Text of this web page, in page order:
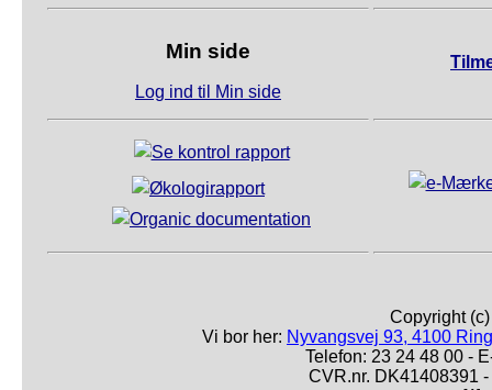
Min side
Log ind til Min side
Copyright
Vi bor her: Nyvangsvej 93, 4100
Telefon: 23 24 48 00 -
CVR.nr. DK41408391